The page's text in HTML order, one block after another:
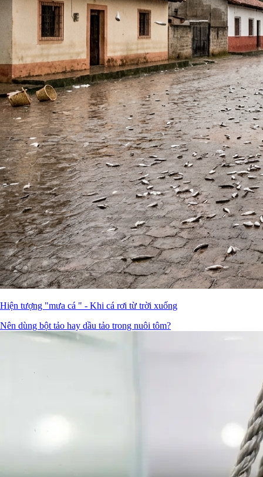
Hiện tượng "mưa cá " - Khi cá rơi từ trời xuống
Nên dùng bột tảo hay dầu tảo trong nuôi tôm?